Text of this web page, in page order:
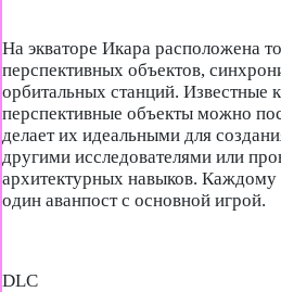
На экваторе Икара расположена
перспективных объектов,
орбитальных станций. Известные
перспективные объекты можно
делает их идеальными для
другими исследователями или
архитектурных навыков. Каждому
один аванпост с основной игрой.
DLC